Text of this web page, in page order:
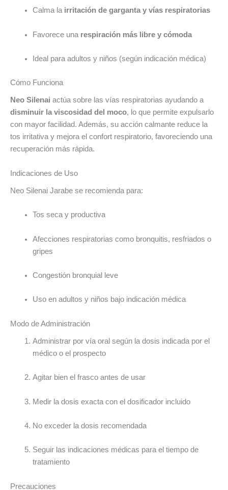
Calma la irritación de garganta y vías respiratorias
Favorece una respiración más libre y cómoda
Ideal para adultos y niños (según indicación médica)
Cómo Funciona
Neo Silenai actúa sobre las vías respiratorias ayudando a
disminuir la viscosidad del moco, lo que permite expulsarlo
con mayor facilidad. Además, su acción calmante reduce la
tos irritativa y mejora el confort respiratorio, favoreciendo una
recuperación más rápida.
Indicaciones de Uso
Neo Silenai Jarabe se recomienda para:
Tos seca y productiva
Afecciones respiratorias como bronquitis, resfriados o
gripes
Congestión bronquial leve
Uso en adultos y niños bajo indicación médica
Modo de Administración
Administrar por vía oral según la dosis indicada por el
médico o el prospecto
Agitar bien el frasco antes de usar
Medir la dosis exacta con el dosificador incluido
No exceder la dosis recomendada
Seguir las indicaciones médicas para el tiempo de
tratamiento
Precauciones